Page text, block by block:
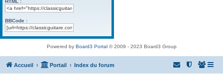
HTML :
BBCode :
Powered by Board3 Portal© 2009 - 2023 Board3 Group
Accueil Portail Index du forum